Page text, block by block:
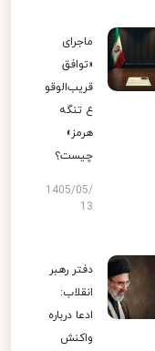
ماجرای
«توافق
قریب‌الوقو
ع تنگه
هرمز»
چیست؟
1405/05/
13
دفتر رهبر
انقلاب:
ادعا درباره
واکنش